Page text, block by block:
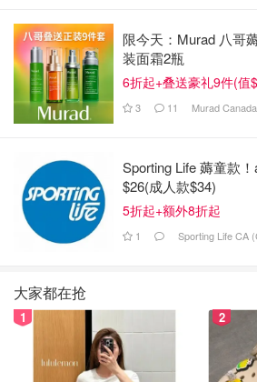
仅限成人入住，靠近蓬塔卡纳；含往
小费；提供无限美食、高档酒水、每
时客房服务及夜间娱乐。提供美食餐
的健身中心、日常活动和夜间娱乐以
每房赠数字Costco购物卡。
预订须知：
加拿大到多米尼
票信息！热门景点
限今天：Murad 八哥
装面霜2瓶
6折起+叠送豪礼9件(值
3 11 Murad Canada
Sporting Life 薅童款
$26(成人款$34)
5折起+额外8折起
1 Sporting Life CA
大家都在抢
1 2